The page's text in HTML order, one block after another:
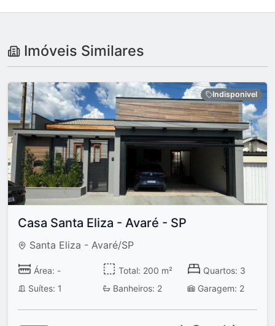
Imóveis Similares
Indisponivel
Casa Santa Eliza - Avaré - SP
Santa Eliza - Avaré/SP
Área: - Total: 200 m²
Quartos: 3
Suítes: 1
Banheiros: 2 Garagem: 2